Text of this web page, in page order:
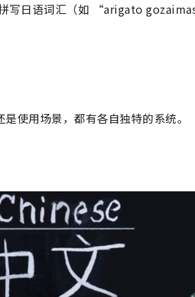
写日语词汇（如 “arigato
使用场景，都有各自独特的系统。